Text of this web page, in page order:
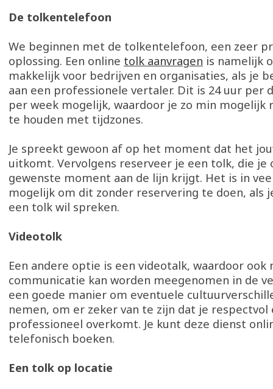
De tolkentelefoon
We beginnen met de tolkentelefoon, een zeer
oplossing. Een online tolk aanvragen is namelijk
makkelijk voor bedrijven en organisaties, als je
aan een professionele vertaler. Dit is 24 uur per
per week mogelijk, waardoor je zo min mogelijk
te houden met tijdzones.
Je spreekt gewoon af op het moment dat het
uitkomt. Vervolgens reserveer je een tolk, die je
gewenste moment aan de lijn krijgt. Het is in
mogelijk om dit zonder reservering te doen, als
een tolk wil spreken.
Videotolk
Een andere optie is een videotalk, waardoor ook
communicatie kan worden meegenomen in de
een goede manier om eventuele
nemen, om er zeker van te zijn dat je respectvol
professioneel overkomt. Je kunt deze dienst
telefonisch boeken.
Een tolk op locatie